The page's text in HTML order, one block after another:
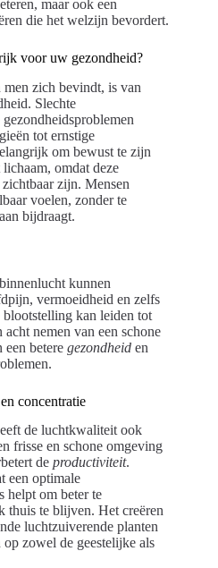
maar ook een
die het welzijn bevordert.
voor uw gezondheid?
zich bevindt, is van
Slechte
tot ernstige
om bewust te zijn
lichaam, omdat deze
zijn. Mensen
voelen, zonder te
bijdraagt.
kunnen
vermoeidheid en zelfs
kan leiden tot
nemen van een schone
betere gezondheid en
concentratie
de luchtkwaliteit ook
frisse en schone omgeving
de productiviteit.
een optimale
helpt om beter te
thuis te blijven. Het creëren
luchtzuiverende planten
zowel de geestelijke als